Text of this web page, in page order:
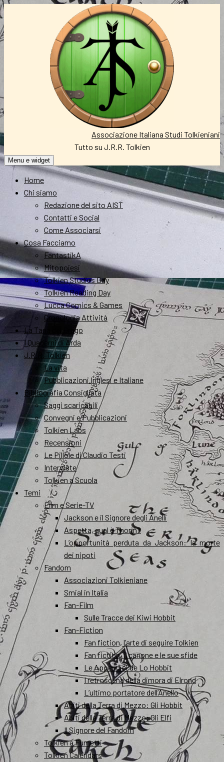
Vai
al
contenuto
Associazione Italiana Studi Tolkieniani
Tutto su J.R.R. Tolkien
Menu e widget
Home
Chi siamo
Redazione del sito AIST
Contatti e Social
Come Associarsi
Cosa Facciamo
FantastikA
Mitopoiesi
Tolkien Studies Day
Tolkien Reading Day
Lucca Comics & Games
Cronologia Attività
La Tana del Drago
I Quaderni di Arda
J.R.R. Tolkien
La vita
Pubblicazioni Inglesi e Italiane
Bibliografia Consigliata
Saggi scaricabili
Convegni e Pubblicazioni
Tolkien Labs
Recensioni
Le Pillole di Claudio Testi
Interviste
Tolkien a Scuola
Temi
Film e Serie-TV
Jackson e il Signore degli Anelli
Aspetta, qual è Thorin?
L’opportunità perduta da Jackson: la morte
dei nipoti
Fandom
Associazioni Tolkieniane
Smial in Italia
Fan-Film
Sulle Tracce dei Kiwi Hobbit
Fan-Fiction
Fan fiction, l’arte di seguire Tolkien
Fan fiction, il canone e le sue sfide
Le Appendici de Lo Hobbit
I retroscena della dimora di Elrond
L’ultimo portatore dell’Anello
Abiti della Terra di Mezzo: Gli Hobbit
Abiti della Terra di Mezzo: Gli Elfi
Il Signore del Fandom
Tolkien a Fumetti
Tolkien Calendars